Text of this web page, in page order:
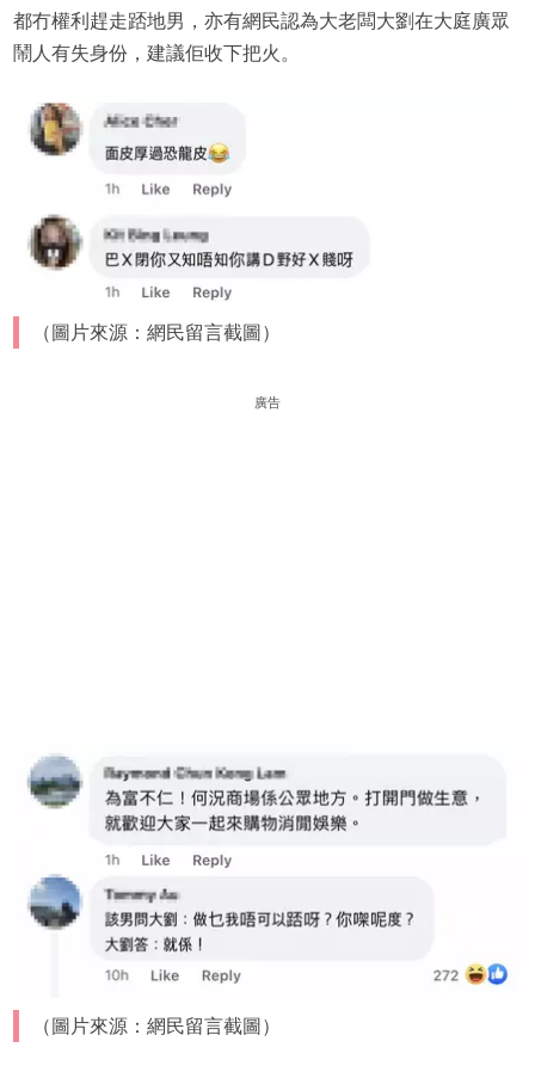
都冇權利趕走踎地男，亦有網民認為大老闆大劉在大庭廣眾
鬧人有失身份，建議佢收下把火。
（圖片來源：網民留言截圖）
廣告
（圖片來源：網民留言截圖）